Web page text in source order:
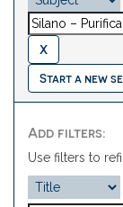
Start a new
Add filters:
Use filters to